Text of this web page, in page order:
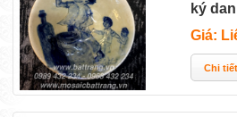
ký
Giá: